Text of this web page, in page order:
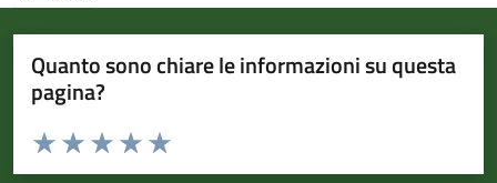
Quanto sono chiare le informazioni su questa
pagina?
Valuta da 1 a 5 stelle la pagina
Valuta 5 stelle su 5
Valuta 4 stelle su 5
Valuta 3 stelle su 5
Valuta 2 stelle su 5
Valuta 1 stelle su 5